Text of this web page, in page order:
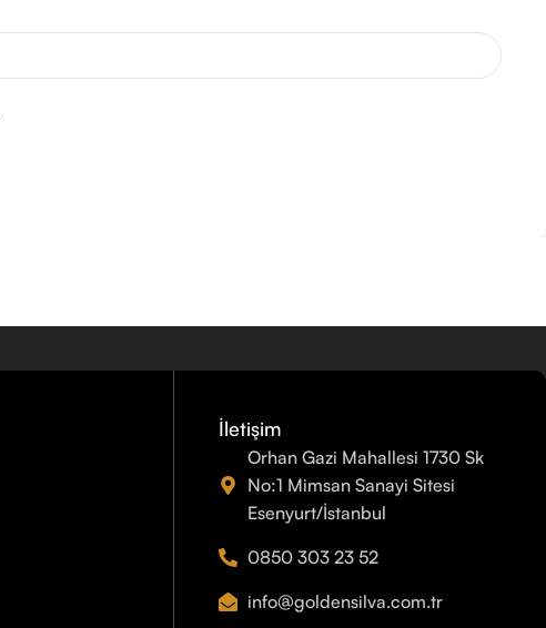
İletişim
Orhan Gazi Mahallesi 1730 Sk
No:1 Mimsan Sanayi Sitesi
Esenyurt/İstanbul
0850 303 23 52
info@goldensilva.com.tr